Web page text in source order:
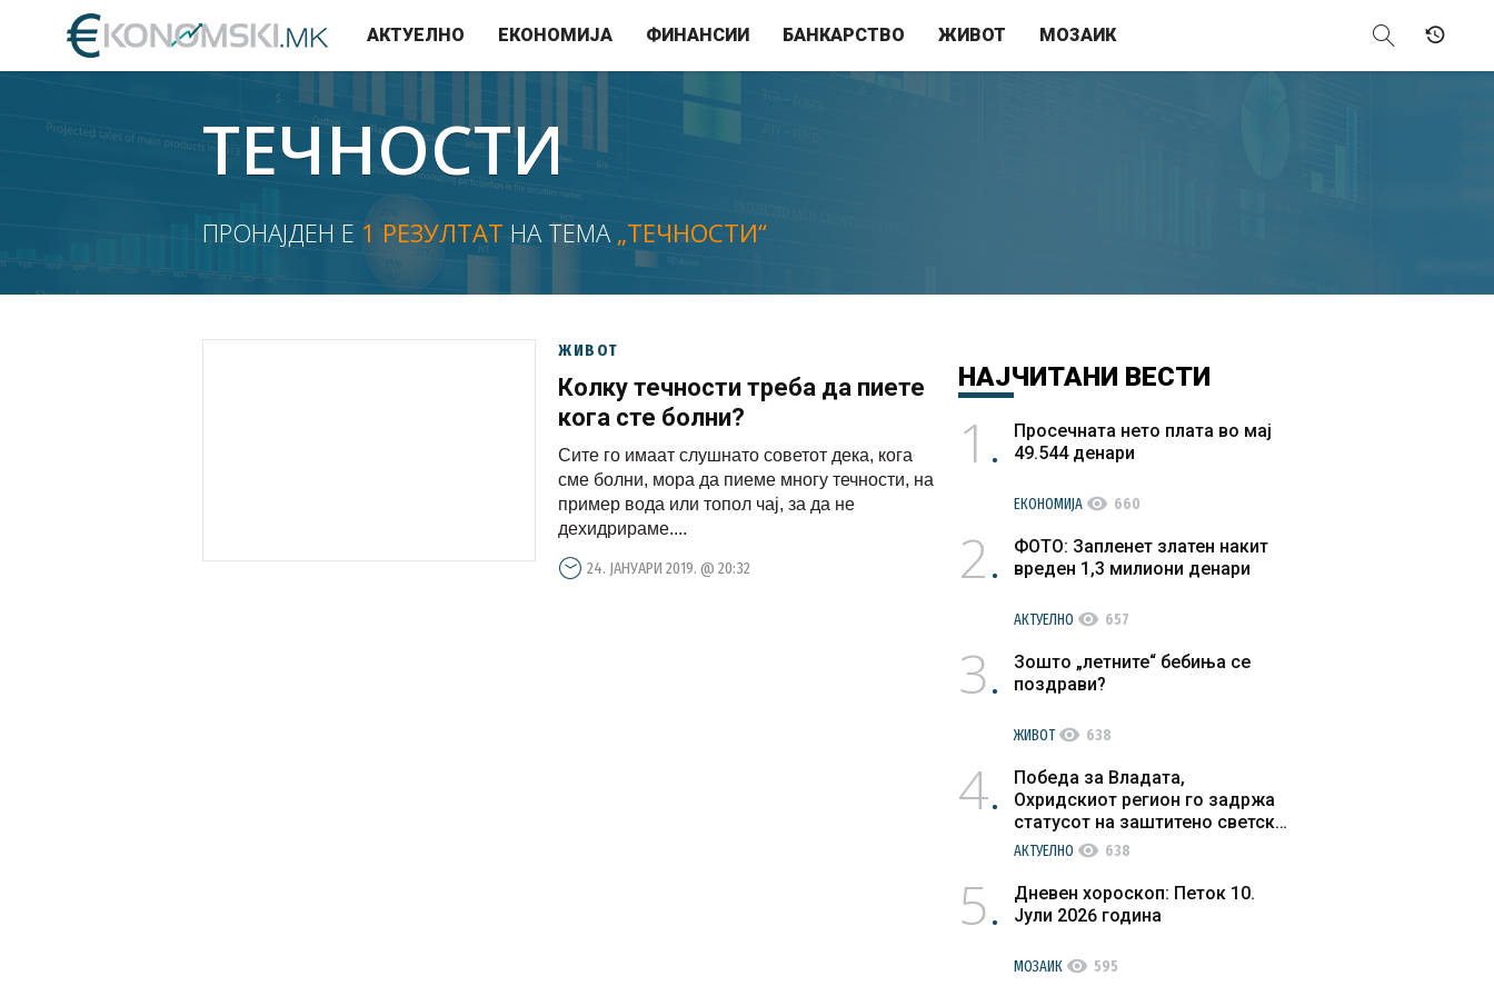
АКТУЕЛНО ЕКОНОМИЈА ФИНАНСИИ БАНКАРСТВО ЖИВОТ МОЗАИК
ТЕЧНОСТИ
ПРОНАЈДЕН Е 1 РЕЗУЛТАТ НА ТЕМА „ТЕЧНОСТИ“
ЖИВОТ
Колку течности треба да пиете
кога сте болни?
Сите го имаат слушнато советот дека, кога
сме болни, мора да пиеме многу течности, на
пример вода или топол чај, за да не
дехидрираме....
24. ЈАНУАРИ 2019. @ 20:32
НАЈЧИТАНИ ВЕСТИ
1
Просечната нето плата во мај
49.544 денари
ЕКОНОМИЈА visibility 660
2
ФОТО: Запленет златен накит
вреден 1,3 милиони денари
АКТУЕЛНО visibility 657
3
Зошто „летните“ бебиња се
поздрави?
ЖИВОТvisibility 638
4
Победа за Владата,
Охридскиот регион го задржа
статусот на заштитено светско
културно наследство
АКТУЕЛНО visibility 638
5
Дневен хороскоп: Петок 10.
Јули 2026 година
МОЗАИК visibility 595